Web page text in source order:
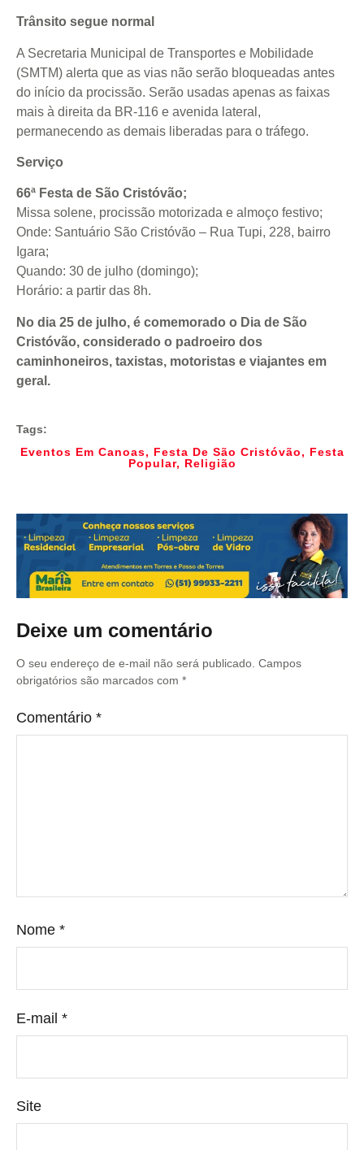
Trânsito segue normal
A Secretaria Municipal de Transportes e Mobilidade
(SMTM) alerta que as vias não serão bloqueadas antes
do início da procissão. Serão usadas apenas as faixas
mais à direita da BR-116 e avenida lateral,
permanecendo as demais liberadas para o tráfego.
Serviço
66ª Festa de São Cristóvão;
Missa solene, procissão motorizada e almoço festivo;
Onde: Santuário São Cristóvão – Rua Tupi, 228, bairro
Igara;
Quando: 30 de julho (domingo);
Horário: a partir das 8h.
No dia 25 de julho, é comemorado o Dia de São
Cristóvão, considerado o padroeiro dos
caminhoneiros, taxistas, motoristas e viajantes em
geral.
Tags:
Eventos Em Canoas, Festa De São Cristóvão, Festa
Popular, Religião
Deixe um comentário
O seu endereço de e-mail não será publicado. Campos
obrigatórios são marcados com *
Comentário *
Nome *
E-mail *
Site